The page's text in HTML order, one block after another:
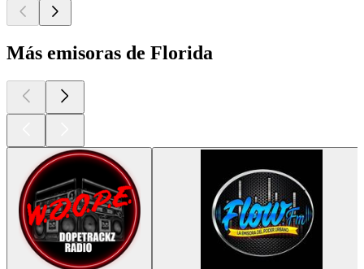
Más emisoras de Florida